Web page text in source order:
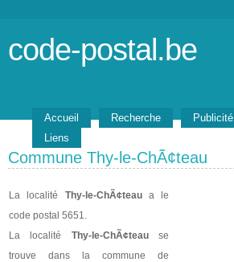
code-postal.be
Accueil Recherche Publicité
Liens
Commune Thy-le-ChÃ¢teau
La localité Thy-le-ChÃ¢teaua le
code postal 5651.
La localité Thy-le-ChÃ¢teause
trouve dans la commune de